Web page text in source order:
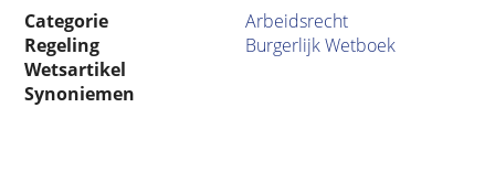
Categorie
Arbeidsrecht
Regeling
Burgerlijk Wetboek
Wetsartikel
Synoniemen